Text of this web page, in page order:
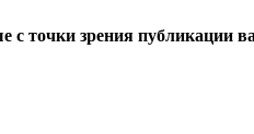
точки зрения публикации